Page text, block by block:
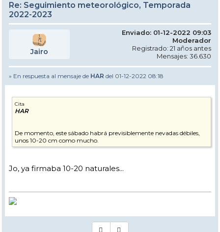
Re: Seguimiento meteorológico, Temporada
2022-2023
Jairo
Enviado: 01-12-2022 09:03
Moderador
Registrado: 21 años antes
Mensajes: 36.630
» En respuesta al mensaje de HAR del 01-12-2022 08:18
Cita
HAR
De momento, este sábado habrá previsiblemente nevadas débiles,
unos 10-20 cm como mucho.
Jo, ya firmaba 10-20 naturales...